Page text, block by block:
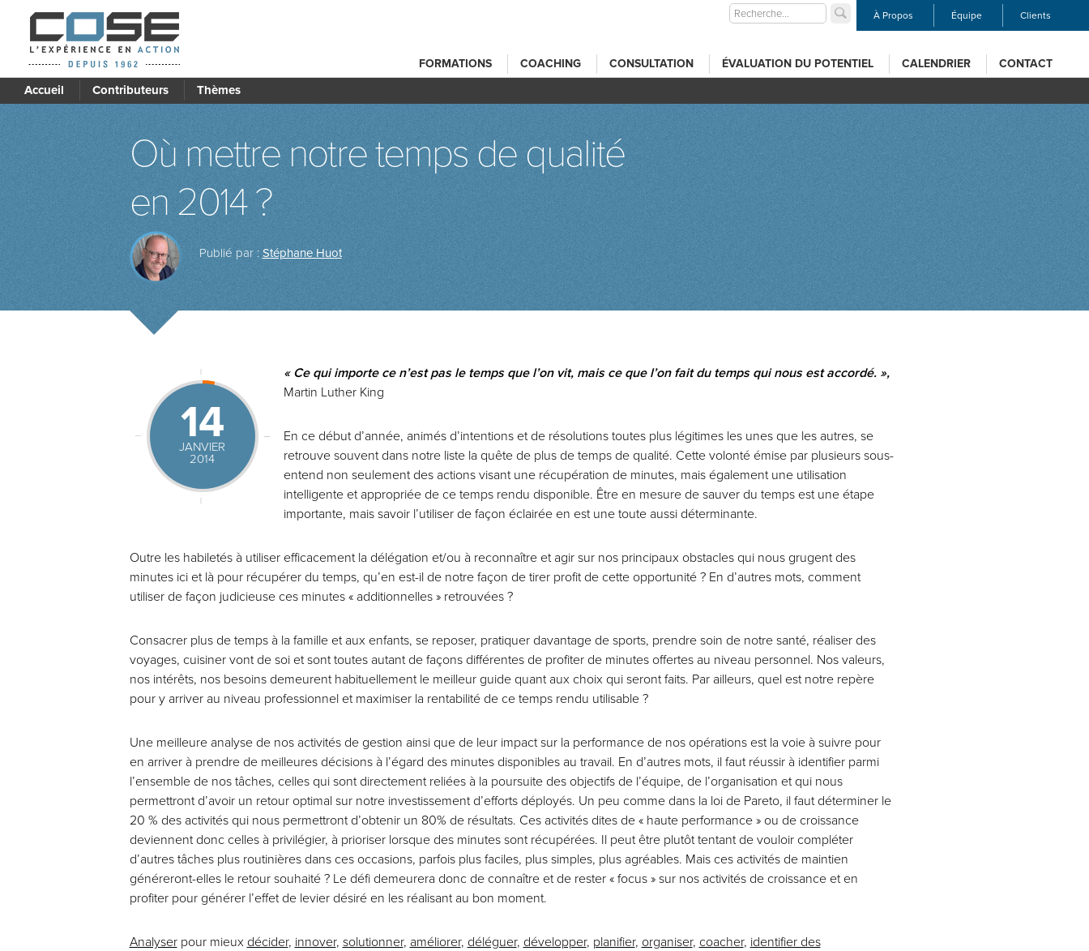
À Propos Équipe Clients
FORMATIONS COACHING CONSULTATION ÉVALUATION DU POTENTIEL CALENDRIER CONTACT
Accueil Contributeurs Thèmes
Où mettre notre temps de qualité
en 2014 ?
Publié par : Stéphane Huot
14
JANVIER
2014
« Ce qui importe ce n’est pas le temps que l’on vit, mais ce que l’on fait du temps qui nous est accordé. »,
Martin Luther King
En ce début d’année, animés d’intentions et de résolutions toutes plus légitimes les unes que les autres, se
retrouve souvent dans notre liste la quête de plus de temps de qualité. Cette volonté émise par plusieurs sous-
entend non seulement des actions visant une récupération de minutes, mais également une utilisation
intelligente et appropriée de ce temps rendu disponible. Être en mesure de sauver du temps est une étape
importante, mais savoir l’utiliser de façon éclairée en est une toute aussi déterminante.
Outre les habiletés à utiliser efficacement la délégation et/ou à reconnaître et agir sur nos principaux obstacles qui nous grugent des
minutes ici et là pour récupérer du temps, qu’en est-il de notre façon de tirer profit de cette opportunité ? En d’autres mots, comment
utiliser de façon judicieuse ces minutes « additionnelles » retrouvées ?
Consacrer plus de temps à la famille et aux enfants, se reposer, pratiquer davantage de sports, prendre soin de notre santé, réaliser des
voyages, cuisiner vont de soi et sont toutes autant de façons différentes de profiter de minutes offertes au niveau personnel. Nos valeurs,
nos intérêts, nos besoins demeurent habituellement le meilleur guide quant aux choix qui seront faits. Par ailleurs, quel est notre repère
pour y arriver au niveau professionnel et maximiser la rentabilité de ce temps rendu utilisable ?
Une meilleure analyse de nos activités de gestion ainsi que de leur impact sur la performance de nos opérations est la voie à suivre pour
en arriver à prendre de meilleures décisions à l’égard des minutes disponibles au travail. En d’autres mots, il faut réussir à identifier parmi
l’ensemble de nos tâches, celles qui sont directement reliées à la poursuite des objectifs de l’équipe, de l’organisation et qui nous
permettront d’avoir un retour optimal sur notre investissement d’efforts déployés. Un peu comme dans la loi de Pareto, il faut déterminer le
20 % des activités qui nous permettront d’obtenir un 80% de résultats. Ces activités dites de « haute performance » ou de croissance
deviennent donc celles à privilégier, à prioriser lorsque des minutes sont récupérées. Il peut être plutôt tentant de vouloir compléter
d’autres tâches plus routinières dans ces occasions, parfois plus faciles, plus simples, plus agréables. Mais ces activités de maintien
généreront-elles le retour souhaité ? Le défi demeurera donc de connaître et de rester « focus » sur nos activités de croissance et en
profiter pour générer l’effet de levier désiré en les réalisant au bon moment.
Analyserpour mieux décider, innover, solutionner, améliorer, déléguer, développer, planifier, organiser, coacher, identifier des